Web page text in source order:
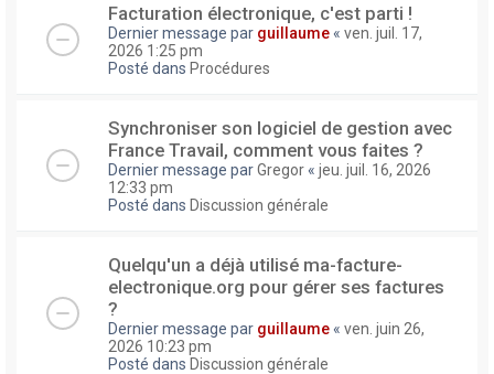
Facturation électronique, c'est parti !
Dernier message par guillaume « ven. juil. 17,
2026 1:25 pm
Posté dans Procédures
Synchroniser son logiciel de gestion avec
France Travail, comment vous faites ?
Dernier message parGregor « jeu. juil. 16, 2026
12:33 pm
Posté dans Discussion générale
Quelqu'un a déjà utilisé ma-facture-
electronique.org pour gérer ses factures
?
Dernier message par guillaume « ven. juin 26,
2026 10:23 pm
Posté dans Discussion générale